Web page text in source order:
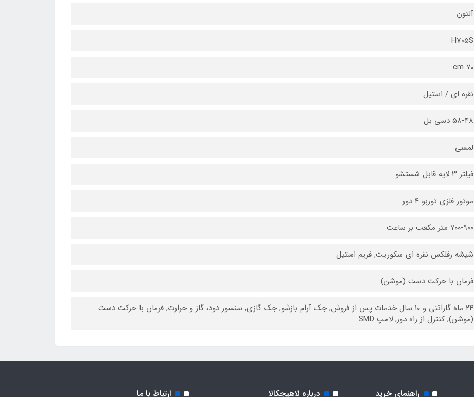
آلتون
H705S
۷۰ cm
نقره ای / استیل
۵۸-۴۸ دسی بل
لمسی
فیلتر ۳ لایه قابل شستشو
موتور فلزی توربو ۴ دور
۷۰۰-۹۰۰ متر مکعب بر ساعت
شیشه رفلکس نقره ای سکوریت, فریم استیل
فرمان با حرکت دست (موشن)
۲۴ ماه گارانتی و ۱۰ سال خدمات پس از فروش, جک آرام بازشو, جک گازی, سنسور دود، گاز و حرارت, فرمان با حرکت دست
(موشن), کنترل از راه دور, لامپ SMD
راهنمای خرید درباره لاهیجکالا ارتباط با ما